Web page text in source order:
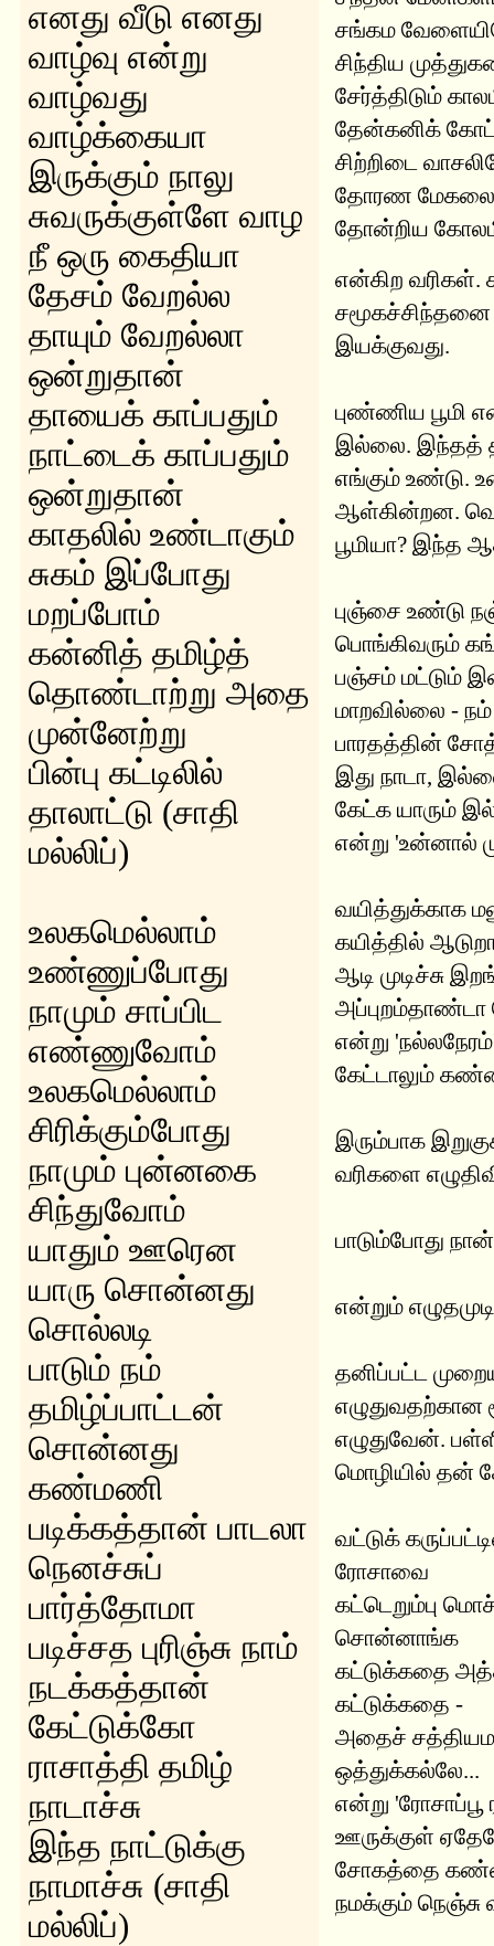
எனது வீடு எனது
வாழ்வு என்று
வாழ்வது
வாழ்க்கையா
இருக்கும் நாலு
சுவருக்குள்ளே வாழ
நீ ஒரு கைதியா
தேசம் வேறல்ல
தாயும் வேறல்லா
ஒன்றுதான்
தாயைக் காப்பதும்
நாட்டைக் காப்பதும்
ஒன்றுதான்
காதலில் உண்டாகும்
சுகம் இப்போது
மறப்போம்
கன்னித் தமிழ்த்
தொண்டாற்று அதை
முன்னேற்று
பின்பு கட்டிலில்
தாலாட்டு (சாதி
மல்லிப்)
உலகமெல்லாம்
உண்ணுப்போது
நாமும் சாப்பிட
எண்ணுவோம்
உலகமெல்லாம்
சிரிக்கும்போது
நாமும் புன்னகை
சிந்துவோம்
யாதும் ஊரென
யாரு சொன்னது
சொல்லடி
பாடும் நம்
தமிழ்ப்பாட்டன்
சொன்னது
கண்மணி
படிக்கத்தான் பாடலா
நெனச்சுப்
பார்த்தோமா
படிச்சத புரிஞ்சு நாம்
நடக்கத்தான்
கேட்டுக்கோ
ராசாத்தி தமிழ்
நாடாச்சு
இந்த நாட்டுக்கு
நாமாச்சு (சாதி
மல்லிப்)
சங்கம
சிந்திய
சேர்த்திடும்
தேன்கனிக்
சிற்றிடை
தோரண
தோன்றிய
என்கிற வரிகள்.
இயக்குவது.
புண்ணிய பூமி
இல்லை. இந்தத்
எங்கும்
ஆள்கின்றன.
பூமியா? இந்த
புஞ்சை உண்டு
பொங்கிவரும்
பஞ்சம் மட்டும்
மாறவில்லை - நம்
பாரதத்தின்
இது நாடா,
கேட்க யாரும்
என்று 'உன்னால்
வயித்துக்காக
கயித்தில்
ஆடி முடிச்சு
அப்புறம்தாண்டா
என்று
கேட்டாலும்
இரும்பாக
வரிகளை
பாடும்போது
என்றும்
தனிப்பட்ட
எழுதுவதற்கான
எழுதுவேன்.
மொழியில் தன்
வட்டுக்
ரோசாவை
கட்டெறும்பு
சொன்னாங்க
கட்டுக்கதை
கட்டுக்கதை -
அதைச்
ஒத்துக்கல்லே...
என்று
ஊருக்குள்
சோகத்தை
நமக்கும் நெஞ்சு